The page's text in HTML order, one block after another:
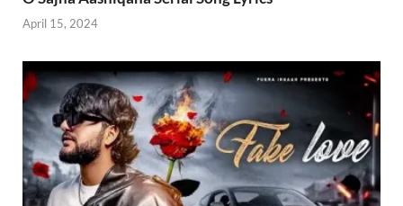
April 15, 2024